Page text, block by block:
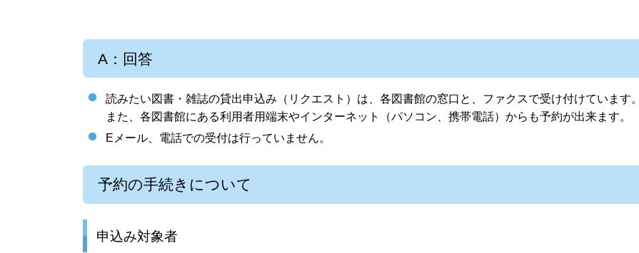
A：回答
読みたい図書・雑誌の貸出申込み（リクエスト）は、各図書館の窓口と、ファクスで受け付けています。
また、各図書館にある利用者用端末やインターネット（パソコン、携帯電話）からも予約が出来ます。
Eメール、電話での受付は行っていません。
予約の手続きについて
申込み対象者